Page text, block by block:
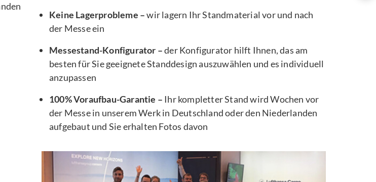
Keine Lagerprobleme –wir lagern Ihr Standmaterial vor und nach
der Messe ein
Messestand-Konfigurator –der Konfigurator hilft Ihnen, das am
besten für Sie geeignete Standdesign auszuwählen und es individuell
anzupassen
100% Voraufbau-Garantie – Ihr kompletter Stand wird Wochen vor
der Messe in unserem Werk in Deutschland oder den Niederlanden
aufgebaut und Sie erhalten Fotos davon